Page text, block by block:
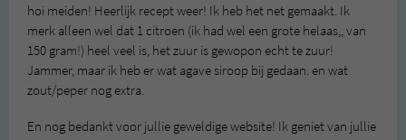
hoi meiden! Heerlijk recept weer! Ik heb het net gemaakt. Ik
merk alleen wel dat 1 citroen (ik had wel een grote helaas,, van
150 gram!) heel veel is, het zuur is gewopon echt te zuur!
Jammer, maar ik heb er wat agave siroop bij gedaan. en wat
zout/peper nog extra.
En nog bedankt voor jullie geweldige website! Ik geniet van jullie